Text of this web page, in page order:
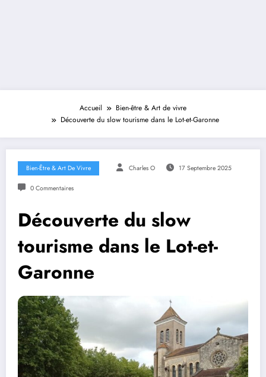
Accueil
Bien-être & Art de vivre
Découverte du slow tourisme dans le Lot-et-Garonne
Bien-Être & Art De Vivre Charles O 17 Septembre 2025
0 Commentaires
Découverte du slow
tourisme dans le Lot-et-
Garonne